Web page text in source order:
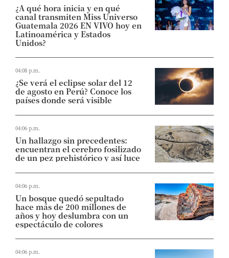
¿A qué hora inicia y en qué
canal transmiten Miss Universo
Guatemala 2026 EN VIVO hoy en
Latinoamérica y Estados
Unidos?
04:08 p.m.
¿Se verá el eclipse solar del 12
de agosto en Perú? Conoce los
países donde será visible
04:06 p.m.
Un hallazgo sin precedentes:
encuentran el cerebro fosilizado
de un pez prehistórico y así luce
04:06 p.m.
Un bosque quedó sepultado
hace más de 200 millones de
años y hoy deslumbra con un
espectáculo de colores
04:06 p.m.